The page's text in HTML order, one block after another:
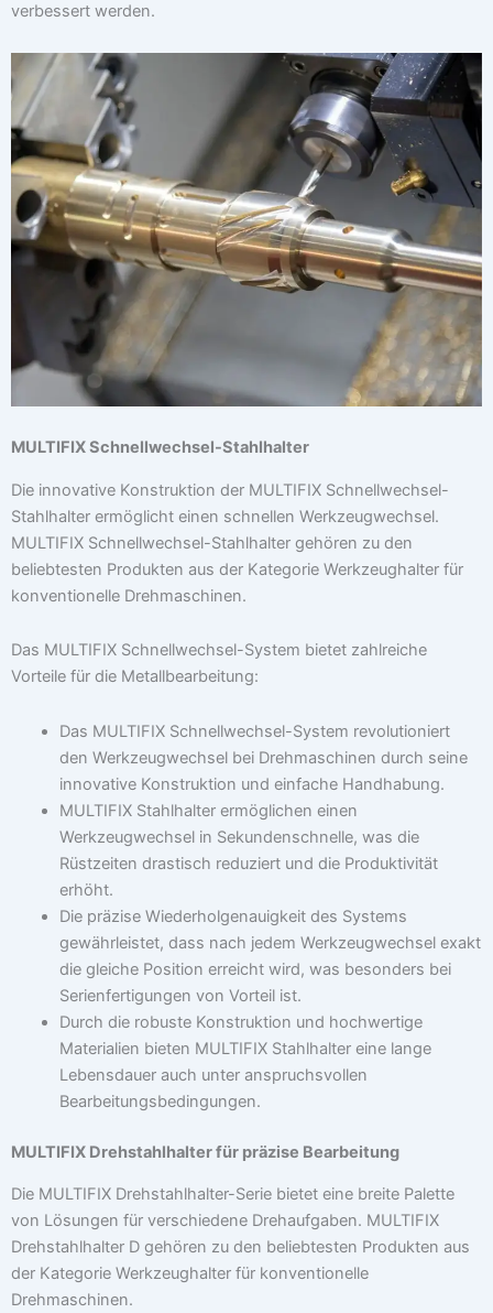
verbessert werden.
MULTIFIX Schnellwechsel-Stahlhalter
Die innovative Konstruktion der MULTIFIX Schnellwechsel-
Stahlhalter ermöglicht einen schnellen Werkzeugwechsel.
MULTIFIX Schnellwechsel-Stahlhalter gehören zu den
beliebtesten Produkten aus der Kategorie Werkzeughalter für
konventionelle Drehmaschinen.
Das MULTIFIX Schnellwechsel-System bietet zahlreiche
Vorteile für die Metallbearbeitung:
Das MULTIFIX Schnellwechsel-System revolutioniert
den Werkzeugwechsel bei Drehmaschinen durch seine
innovative Konstruktion und einfache Handhabung.
MULTIFIX Stahlhalter ermöglichen einen
Werkzeugwechsel in Sekundenschnelle, was die
Rüstzeiten drastisch reduziert und die Produktivität
erhöht.
Die präzise Wiederholgenauigkeit des Systems
gewährleistet, dass nach jedem Werkzeugwechsel exakt
die gleiche Position erreicht wird, was besonders bei
Serienfertigungen von Vorteil ist.
Durch die robuste Konstruktion und hochwertige
Materialien bieten MULTIFIX Stahlhalter eine lange
Lebensdauer auch unter anspruchsvollen
Bearbeitungsbedingungen.
MULTIFIX Drehstahlhalter für präzise Bearbeitung
Die MULTIFIX Drehstahlhalter-Serie bietet eine breite Palette
von Lösungen für verschiedene Drehaufgaben. MULTIFIX
Drehstahlhalter D gehören zu den beliebtesten Produkten aus
der Kategorie Werkzeughalter für konventionelle
Drehmaschinen.